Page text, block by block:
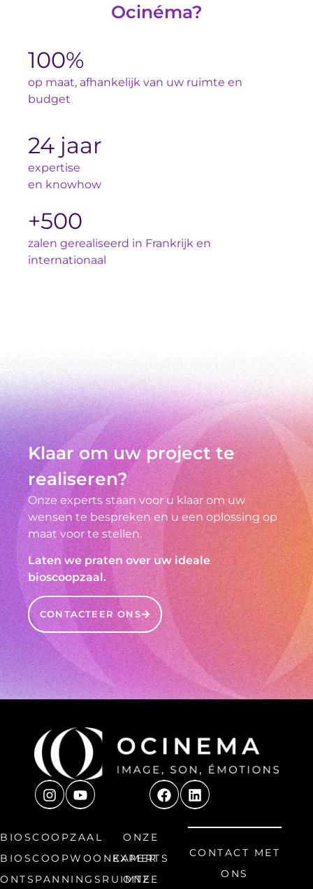
Ocinéma?
100%
op maat, afhankelijk van uw ruimte en
budget
24 jaar
expertise
en knowhow
+500
zalen gerealiseerd in Frankrijk en
internationaal
Klaar om uw project te
realiseren?
Onze experts staan voor u klaar om uw
wensen te bespreken en u een oplossing op
maat voor te stellen.
Laten we praten over uw ideale
bioscoopzaal.
CONTACTEER ONS
BIOSCOOPZAAL
BIOSCOOPWOONKAMER
ONTSPANNINGSRUIMTE
ONZE
EXPERTS
ONZE
CONTACT MET
ONS